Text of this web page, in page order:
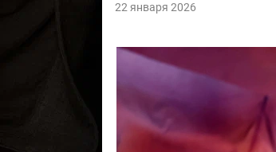
22 января 2026